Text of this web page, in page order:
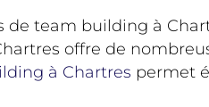
de team building à
offre de
à Chartres permet